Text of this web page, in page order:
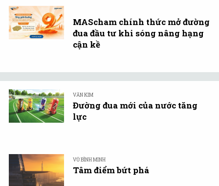
MAScham chính thức mở đường
đua đầu tư khi sóng nâng hạng
cận kề
VĂN KIM
Đường đua mới của nước tăng
lực
VŨ BÌNH MINH
Tâm điểm bứt phá